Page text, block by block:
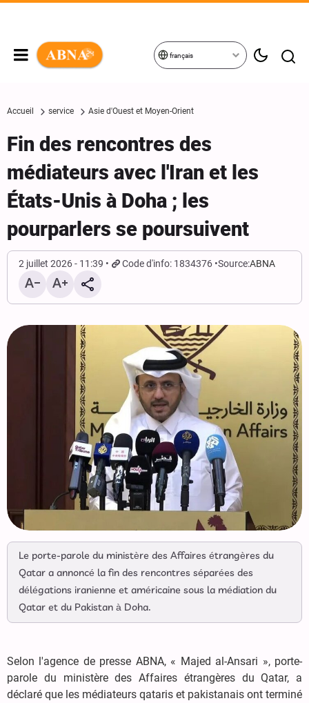
français
Accueil service Asie d'Ouest et Moyen-Orient
Fin des rencontres des
médiateurs avec l'Iran et les
États-Unis à Doha ; les
pourparlers se poursuivent
2 juillet 2026 - 11:39 Code d'info: 1834376 Source:ABNA
Le porte-parole du ministère des Affaires étrangères du
Qatar a annoncé la fin des rencontres séparées des
délégations iranienne et américaine sous la médiation du
Qatar et du Pakistan à Doha.
Selon l'agence de presse ABNA, « Majed al-Ansari », porte-
parole du ministère des Affaires étrangères du Qatar, a
déclaré que les médiateurs qataris et pakistanais ont terminé